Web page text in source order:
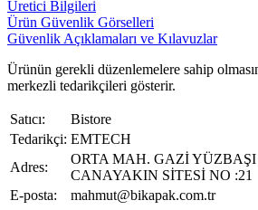
Üretici Bilgileri
Ürün Güvenlik Görselleri
Güvenlik Açıklamaları ve Kılavuzlar
Ürünün gerekli düzenlemelere sahip
merkezli tedarikçileri gösterir.
Satıcı:
Bistore
Tedarikçi: EMTECH
Adres:
ORTA MAH. GAZİ
CANAYAKIN SİTESİ NO :21
E-posta:
mahmut@bikapak.com.tr